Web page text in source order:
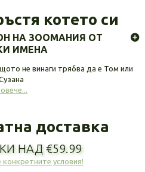
котето си
НА ЗООМАНИЯ ОТ
ИМЕНА
не винаги трябва да е Том или
доставка
НАД €59.99
условия!